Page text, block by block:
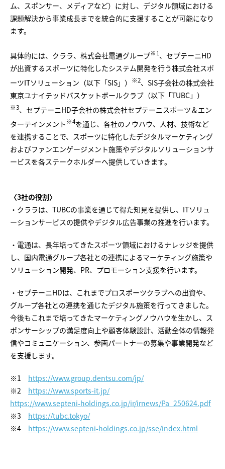
ム、スポンサー、メディアなど）に対し、デジタル領域における
課題解決から事業成長までを統合的に支援することが可能になり
ます。
具体的には、クララ、株式会社電通グループ※1、セプテーニHD
が出資するスポーツに特化したシステム開発を行う株式会社スポ
ーツITソリューション（以下「SIS」） ※2、SIS子会社の株式会社
東京ユナイテッドバスケットボールクラブ（以下「TUBC」）
※3、セプテーニHD子会社の株式会社セプテーニスポーツ＆エン
ターテインメント※4を通じ、各社のノウハウ、人材、技術など
を連携することで、スポーツに特化したデジタルマーケティング
およびファンエンゲージメント施策やデジタルソリューションサ
ービスを各ステークホルダーへ提供していきます。
〈3社の役割〉
・クララは、TUBCの事業を通じて得た知見を提供し、ITソリュ
ーションサービスの提供やデジタル広告事業の推進を行います。
・電通は、長年培ってきたスポーツ領域におけるナレッジを提供
し、国内電通グループ各社との連携によるマーケティング施策や
ソリューション開発、PR、プロモーション支援を行います。
・セプテーニHDは、これまでプロスポーツクラブへの出資や、
グループ各社との連携を通じたデジタル施策を行ってきました。
今後もこれまで培ってきたマーケティングノウハウを生かし、ス
ポンサーシップの満足度向上や顧客体験設計、活動全体の情報発
信やコミュニケーション、参画パートナーの募集や事業開発など
を支援します。
※1 https://www.group.dentsu.com/jp/
※2 https://www.sports-it.jp/
https://www.septeni-holdings.co.jp/ir/irnews/Pa_250624.pdf
※3 https://tubc.tokyo/
※4 https://www.septeni-holdings.co.jp/sse/index.html